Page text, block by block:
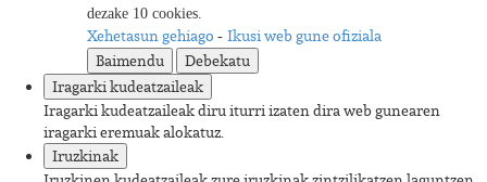
dezake 10 cookies.
Xehetasun gehiago - Ikusi web gune ofiziala
Baimendu
Debekatu
Iragarki kudeatzaileak
Iragarki kudeatzaileak diru iturri izaten dira web gunearen
iragarki eremuak alokatuz.
Iruzkinak